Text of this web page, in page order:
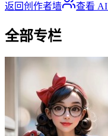
返回创作者墙
查看 AI
全部专栏